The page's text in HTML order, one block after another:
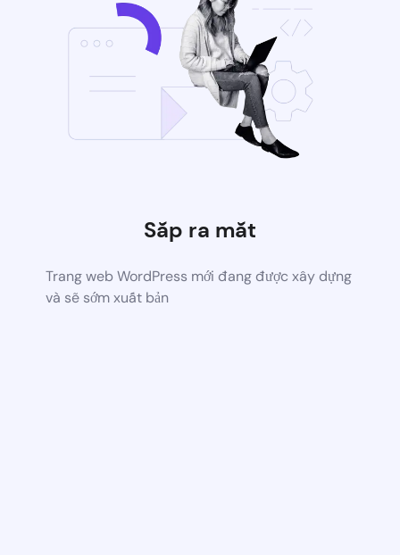
Sắp ra mắt
Trang web WordPress mới đang được xây dựng
và sẽ sớm xuất bản